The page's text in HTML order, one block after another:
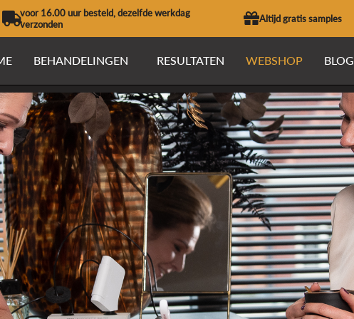
voor 16.00 uur besteld, dezelfde werkdag
verzonden
Altijd gratis samples
BEHANDELINGEN RESULTATEN WEBSHOP BLOG